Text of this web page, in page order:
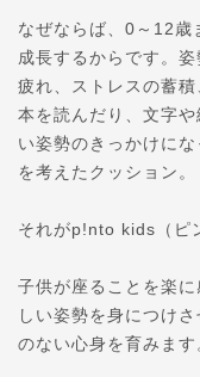
なぜならば、0～12歳
成長するからです。
疲れ、ストレスの蓄
本を読んだり、文字
い姿勢のきっかけに
を考えたクッション。
それがp!nto kids（ピ
子供が座ることを楽
しい姿勢を身につけ
のない心身を育みます